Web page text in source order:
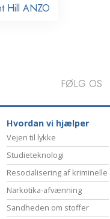
Hill ANZO
FØLG OS
Hvordan vi hjælper
Vejen til lykke
Studieteknologi
Resocialisering af kriminelle
Narkotika-afvænning
Sandheden om stoffer